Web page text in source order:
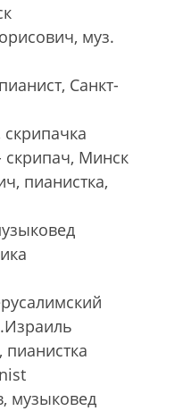
муз.
Санкт-
скрипач, Минск
пианистка,
музыковед